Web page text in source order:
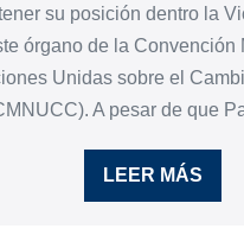
su posición dentro la
órgano de la Convención
Unidas sobre el
A pesar de que
LEER MÁS